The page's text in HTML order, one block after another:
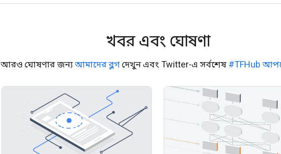
খবর এবং ঘোষণা
আরও ঘোষণার জন্যআমাদের ব্লগদেখুন এবং Twitter-এ সর্বশেষ #TFHub